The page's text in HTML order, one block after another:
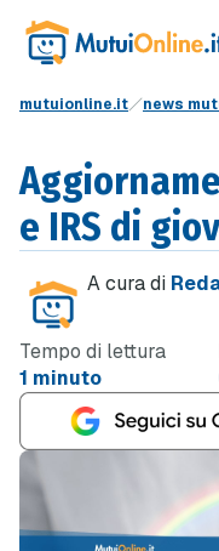
mutuionline.it news
e IRS di
A cura di
Tempo di lettura
1 minuto